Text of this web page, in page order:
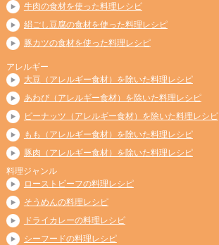
牛肉の食材を使った料理レシピ
絹ごし豆腐の食材を使った料理レシピ
豚カツの食材を使った料理レシピ
アレルギー
大豆（アレルギー食材）を除いた料理レシピ
あわび（アレルギー食材）を除いた料理レシピ
ピーナッツ（アレルギー食材）を除いた料理レシピ
もも（アレルギー食材）を除いた料理レシピ
豚肉（アレルギー食材）を除いた料理レシピ
料理ジャンル
ローストビーフの料理レシピ
そうめんの料理レシピ
ドライカレーの料理レシピ
シーフードの料理レシピ